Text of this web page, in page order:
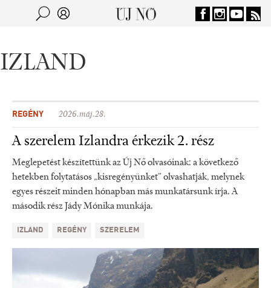
Jump to navigation
IZLAND
REGÉNY 2026.máj.28.
A szerelem Izlandra érkezik 2. rész
Meglepetést készítettünk az Új Nő olvasóinak: a következő
hetekben folytatásos „kisregényünket” olvashatják, melynek
egyes részeit minden hónapban más munkatársunk írja. A
második rész Jády Mónika munkája.
IZLAND REGÉNY SZERELEM